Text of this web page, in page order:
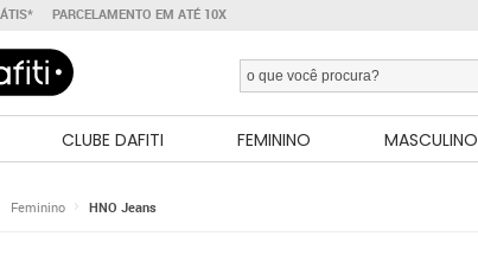
PARCELAMENTO EM ATÉ 10X
CLUBE DAFITI FEMININO MASCULINO
Feminino HNO Jeans